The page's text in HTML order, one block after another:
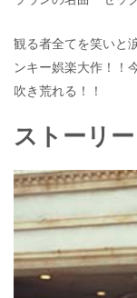
観る者全てを笑いと
ンキー娯楽大作！！
吹き荒れる！！
ストーリー